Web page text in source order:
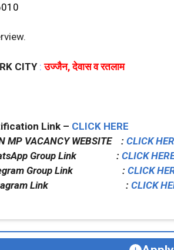
CITY : उज्‍जैन, देवास व रतलाम
Link – CLICK HERE
MP VACANCY WEBSITE : CLICK
Group Link : CLICK
Group Link : CLICK
Link : CLICK